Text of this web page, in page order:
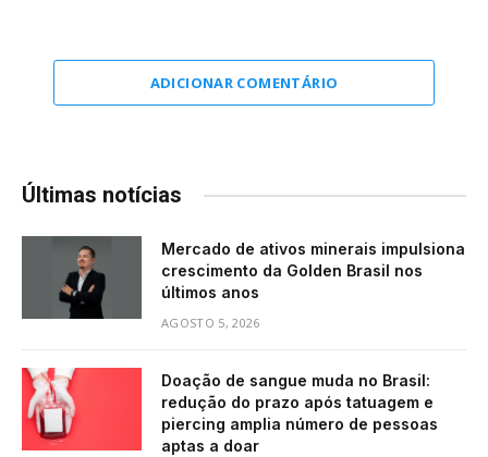
ADICIONAR COMENTÁRIO
Últimas notícias
Mercado de ativos minerais impulsiona
crescimento da Golden Brasil nos
últimos anos
AGOSTO 5, 2026
Doação de sangue muda no Brasil:
redução do prazo após tatuagem e
piercing amplia número de pessoas
aptas a doar